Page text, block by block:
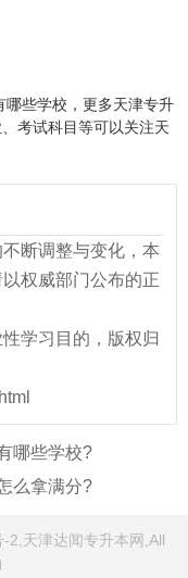
些学校，更多天津专升
考试科目等可以关注天
断调整与变化，本
权威部门公布的正
学习目的，版权归
哪些学校?
么拿满分?
天津达闻专升本网,All